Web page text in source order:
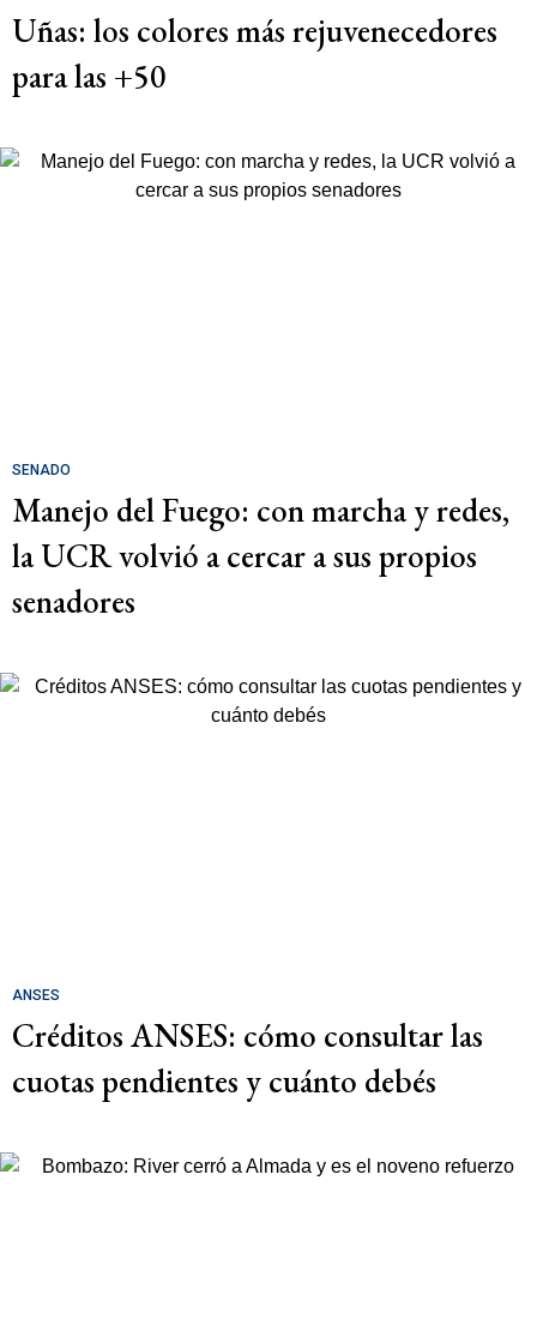
Uñas: los colores más rejuvenecedores
para las +50
SENADO
Manejo del Fuego: con marcha y redes,
la UCR volvió a cercar a sus propios
senadores
ANSES
Créditos ANSES: cómo consultar las
cuotas pendientes y cuánto debés